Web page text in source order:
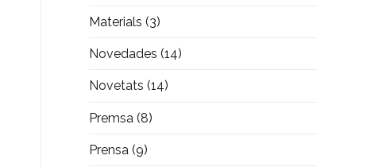
Materials (3)
Novedades (14)
Novetats (14)
Premsa (8)
Prensa (9)